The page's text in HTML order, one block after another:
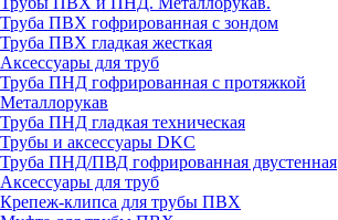
Труба ПВХ гофрированная с зондом
Труба ПВХ гладкая жесткая
Аксессуары для труб
Труба ПНД гофрированная с протяжкой
Металлорукав
Труба ПНД гладкая техническая
Трубы и аксессуары DKC
Труба ПНД/ПВД гофрированная двустенная
Аксессуары для труб
Крепеж-клипса для трубы ПВХ